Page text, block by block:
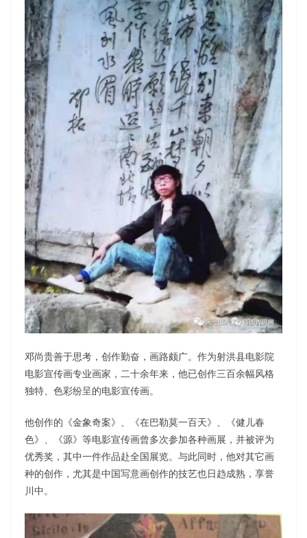
邓尚贵善于思考，创作勤奋，画路颇广。作为射洪县电影院
电影宣传画专业画家，二十余年来，他已创作三百余幅风格
独特、色彩纷呈的电影宣传画。
他创作的《金象奇案》、《在巴勒莫一百天》、《健儿春
色》、《源》等电影宣传画曾多次参加各种画展，并被评为
优秀奖，其中一件作品赴全国展览。与此同时，他对其它画
种的创作，尤其是中国写意画创作的技艺也日趋成熟，享誉
川中。